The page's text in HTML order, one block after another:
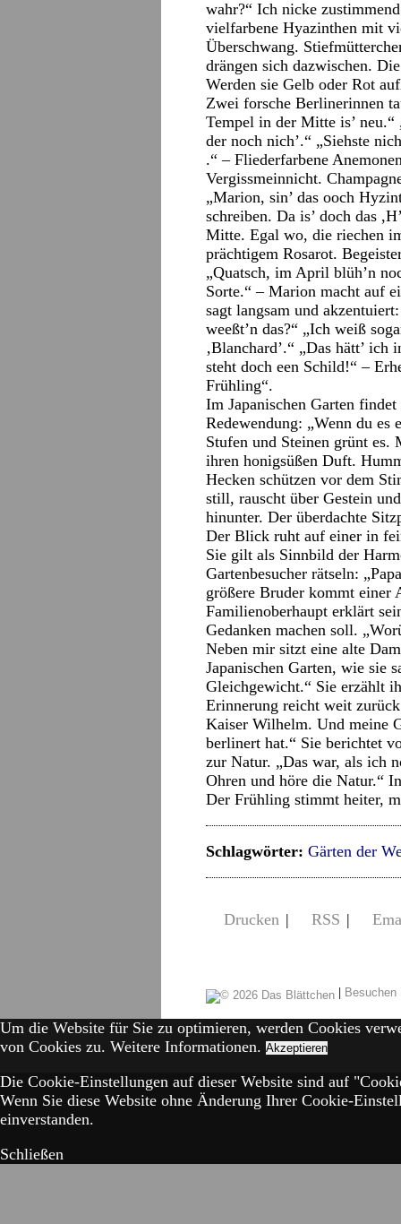
wahr?“ Ich nicke
vielfarbene Hyazinthen mit
Überschwang.
drängen sich dazwischen.
Werden sie Gelb oder Rot
Zwei forsche Berlinerinnen
Tempel in der Mitte is’ neu.“
der noch nich’.“ „Siehste
.“ – Fliederfarbene
Vergissmeinnicht.
„Marion, sin’ das ooch
schreiben. Da is’ doch das
Mitte. Egal wo, die riechen
prächtigem Rosarot.
„Quatsch, im April blüh’n
Sorte.“ – Marion macht auf
sagt langsam und
weeßt’n das?“ „Ich weiß
‚Blanchard’.“ „Das hätt’
steht doch een Schild!“ –
Frühling“.
Im Japanischen Garten
Redewendung: „Wenn du
Stufen und Steinen grünt es.
ihren honigsüßen Duft.
Hecken schützen vor dem
still, rauscht über Gestein
hinunter. Der überdachte
Der Blick ruht auf einer in
Sie gilt als Sinnbild der
Gartenbesucher rätseln:
größere Bruder kommt einer
Familienoberhaupt erklärt
Gedanken machen soll.
Neben mir sitzt eine alte
Japanischen Garten, wie sie
Gleichgewicht.“ Sie erzählt
Erinnerung reicht weit
Kaiser Wilhelm. Und meine
berlinert hat.“ Sie berichtet
zur Natur. „Das war, als ich
Ohren und höre die Natur.“
Der Frühling stimmt heiter,
Schlagwörter: Gärten der
Drucken | RSS |
|
Um die Website für Sie zu optimieren, werden Cookies
von Cookies zu. Weitere Informationen. Akzeptieren
Die Cookie-Einstellungen auf dieser Website sind auf
Wenn Sie diese Website ohne Änderung Ihrer Cookie-
einverstanden.
Schließen